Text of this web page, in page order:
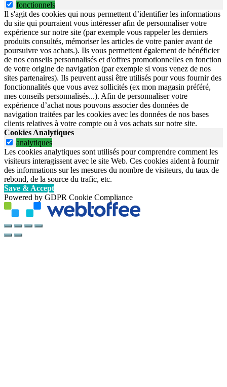
fonctionnels
Il s'agit des cookies qui nous permettent d’identifier les informations
du site qui pourraient vous intéresser afin de personnaliser votre
expérience sur notre site (par exemple vous rappeler les derniers
produits consultés, mémoriser les articles de votre panier avant de
poursuivre vos achats.). Ils vous permettent également de bénéficier
de nos conseils personnalisés et d'offres promotionnelles en fonction
de votre origine de navigation (par exemple si vous venez de nos
sites partenaires). Ils peuvent aussi être utilisés pour vous fournir des
fonctionnalités que vous avez sollicités (ex mon magasin préféré,
mes conseils personnalisés...). Afin de personnaliser votre
expérience d’achat nous pouvons associer des données de
navigation traitées par les cookies avec les données de nos bases
clients relatives à votre compte ou à vos achats sur notre site.
Cookies Analytiques
analytiques
Les cookies analytiques sont utilisés pour comprendre comment les
visiteurs interagissent avec le site Web. Ces cookies aident à fournir
des informations sur les mesures du nombre de visiteurs, du taux de
rebond, de la source du trafic, etc.
Save & Accept
Powered by GDPR Cookie Compliance